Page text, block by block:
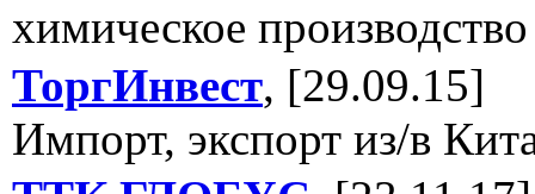
химическое производство
ТоргИнвест, [29.09.15]
Импорт, экспорт из/в